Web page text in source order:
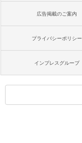
広告掲載のご案内
プライバシーポリシー
インプレスグループ